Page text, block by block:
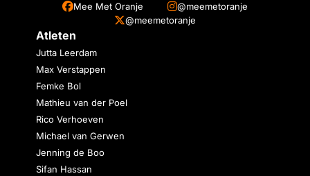
Mee Met Oranje
@meemetoranje
@meemetoranje
Atleten
Jutta Leerdam
Max Verstappen
Femke Bol
Mathieu van der Poel
Rico Verhoeven
Michael van Gerwen
Jenning de Boo
Sifan Hassan